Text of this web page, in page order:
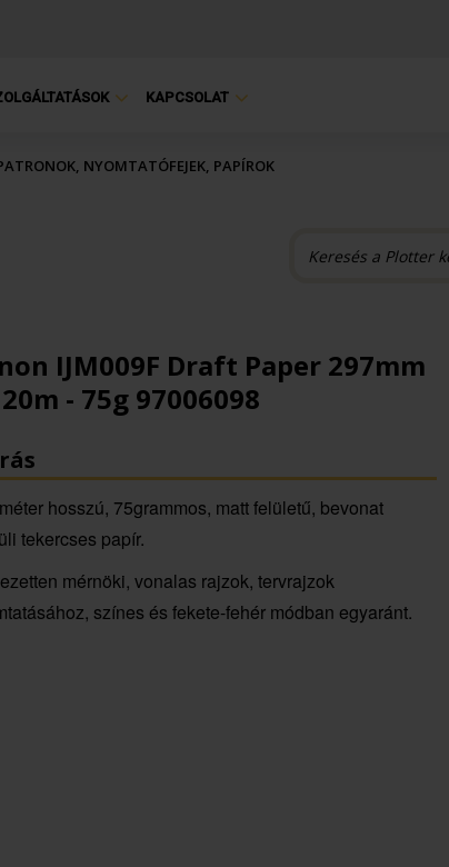
KAPCSOLAT
NYOMTATÓFEJEK, PAPÍROK
IJM009F Draft Paper 297mm
- 75g 97006098
hosszú, 75grammos, matt felületű, bevonat
tekercses papír.
mérnöki, vonalas rajzok, tervrajzok
színes és fekete-fehér módban egyaránt.